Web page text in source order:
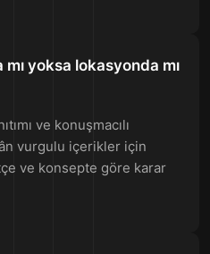
yoksa lokasyonda mı
ve konuşmacılı
vurgulu içerikler için
ve konsepte göre karar